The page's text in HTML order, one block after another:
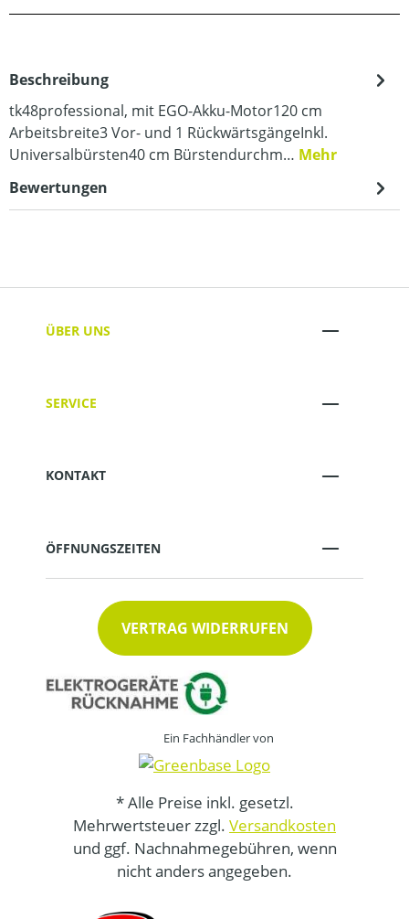
Beschreibung
tk48professional, mit EGO-Akku-Motor120 cm
Arbeitsbreite3 Vor- und 1 RückwärtsgängeInkl.
Universalbürsten40 cm Bürstendurchm… Mehr
Bewertungen
ÜBER UNS
SERVICE
KONTAKT
ÖFFNUNGSZEITEN
VERTRAG WIDERRUFEN
Ein Fachhändler von
* Alle Preise inkl. gesetzl.
Mehrwertsteuer zzgl. Versandkosten
und ggf. Nachnahmegebühren, wenn
nicht anders angegeben.